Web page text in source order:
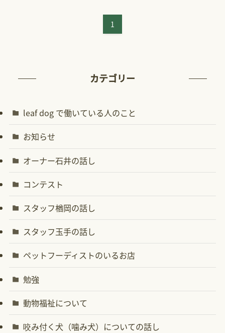
1
カテゴリー
leaf dog で働いている人のこと
お知らせ
オーナー石井の話し
コンテスト
スタッフ楢岡の話し
スタッフ玉手の話し
ペットフーディストのいるお店
勉強
動物福祉について
咬み付く犬（噛み犬）についての話し